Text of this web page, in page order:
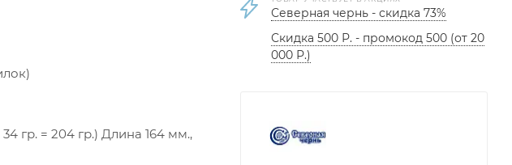
гр. = 204 гр.) Длина 164 мм.,
Северная чернь - скидка 73%
Скидка 500 Р. - промокод 500 (от 20
000 Р.)